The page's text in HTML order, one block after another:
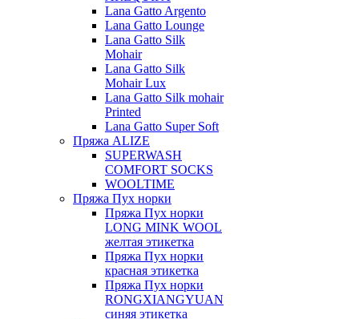
Lana Gatto Argento
Lana Gatto Lounge
Lana Gatto Silk
Mohair
Lana Gatto Silk
Mohair Lux
Lana Gatto Silk mohair
Printed
Lana Gatto Super Soft
Пряжа ALIZE
SUPERWASH
COMFORT SOCKS
WOOLTIME
Пряжа Пух норки
Пряжа Пух норки
LONG MINK WOOL
желтая этикетка
Пряжа Пух норки
красная этикетка
Пряжа Пух норки
RONGXIANGYUAN
синяя этикетка